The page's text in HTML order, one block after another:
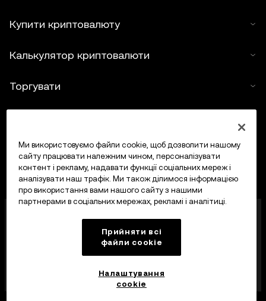
Купити криптовалюту
Калькулятор криптовалюти
Торгувати
назвою OKX, тепер є криптоактивною торгівельною
платформою, авторизованою Управлінням
фінансових послуг Мальти (MFSA) як постачальник
криптоактивних послуг відповідно до статті 28
Закону про криптоактиви (розділ 647
Законодавства Мальти).
Ми використовуємо файли cookie, щоб дозволити нашому
сайту працювати належним чином, персоналізувати
контент і рекламу, надавати функції соціальних мереж і
аналізувати наш трафік. Ми також ділимося інформацією
про використання вами нашого сайту з нашими
партнерами в соціальних мережах, рекламі і аналітиці.
Прийняти всі
файли сookie
Налаштування
cookie